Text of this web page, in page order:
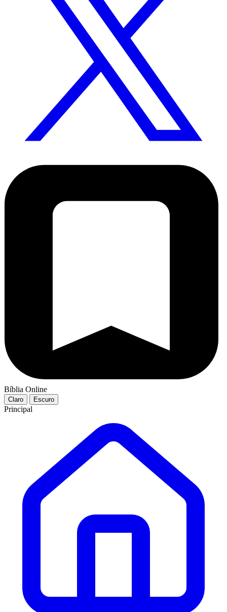
Bíblia Online
Claro Escuro
Principal